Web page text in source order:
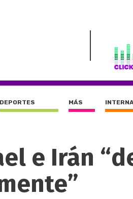
DEPORTES MÁS
e Irán